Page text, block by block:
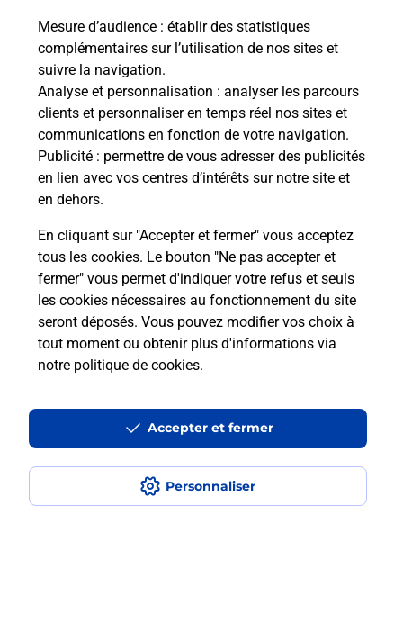
Mesure d’audience : établir des statistiques
complémentaires sur l’utilisation de nos sites et
suivre la navigation.
Analyse et personnalisation : analyser les parcours
clients et personnaliser en temps réel nos sites et
communications en fonction de votre navigation.
Publicité : permettre de vous adresser des publicités
en lien avec vos centres d’intérêts sur notre site et
en dehors.
En cliquant sur "Accepter et fermer" vous acceptez
tous les cookies. Le bouton "Ne pas accepter et
fermer" vous permet d'indiquer votre refus et seuls
les cookies nécessaires au fonctionnement du site
seront déposés. Vous pouvez modifier vos choix à
tout moment ou obtenir plus d'informations via
notre politique de cookies.
Personnaliser
Accepter et fermer
Recherchez un autre point de contact
Questions fréquemment posées
Est-ce que je peux garder mon
numéro de mobile gratuitement ?
Est-ce que je peux bénéficier de la 5G
avec La Poste Mobile ?
Est-ce que je peux utiliser mon forfait
à l’étranger avec La Poste Mobile ?
Est-ce que je peux payer mon
smartphone Samsung en plusieurs